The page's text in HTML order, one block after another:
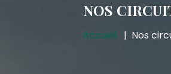
NOS
Accueil Nos